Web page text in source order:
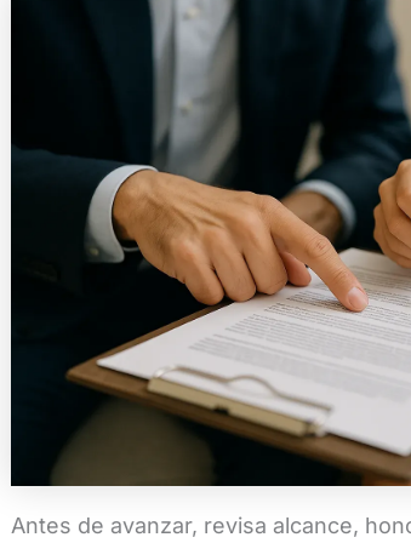
Antes de avanzar, revisa alcance,